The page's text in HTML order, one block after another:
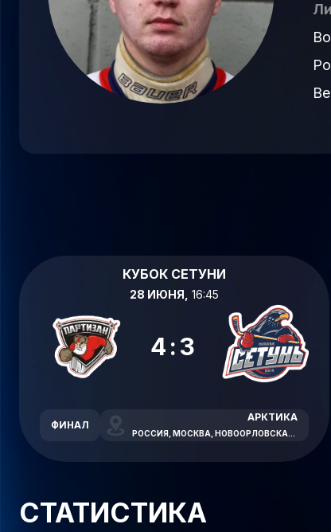
КУБОК СЕТУНИ
28 ИЮНЯ, 16:45
4:3
ФИНАЛ
АРКТИКА
РОССИЯ, МОСКВА, НОВООРЛОВСКАЯ УЛИЦА, 7В
СТАТИСТИКА